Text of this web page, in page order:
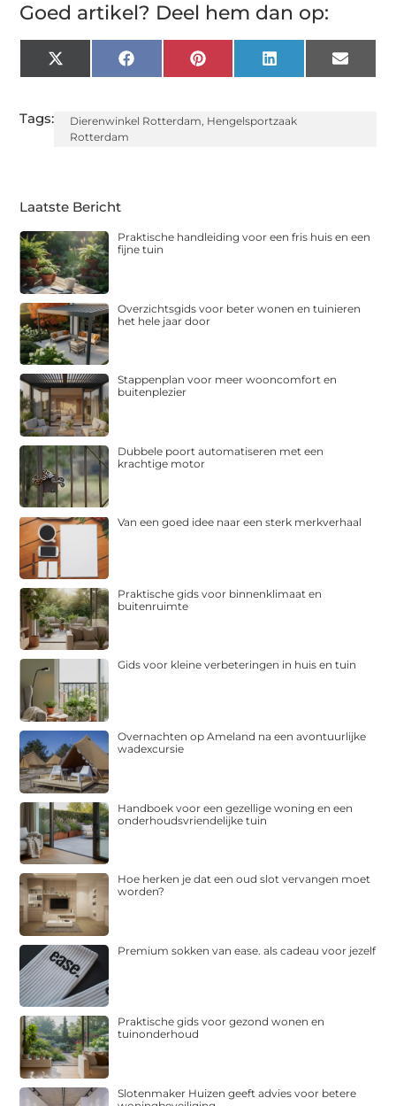
Goed artikel? Deel hem dan op:
X
(Twitter)
FacebookPinterest LinkedIn Email
Tags: Dierenwinkel Rotterdam, Hengelsportzaak
Rotterdam
Laatste Bericht
Praktische handleiding voor een fris huis en een
fijne tuin
Overzichtsgids voor beter wonen en tuinieren
het hele jaar door
Stappenplan voor meer wooncomfort en
buitenplezier
Dubbele poort automatiseren met een
krachtige motor
Van een goed idee naar een sterk merkverhaal
Praktische gids voor binnenklimaat en
buitenruimte
Gids voor kleine verbeteringen in huis en tuin
Overnachten op Ameland na een avontuurlijke
wadexcursie
Handboek voor een gezellige woning en een
onderhoudsvriendelijke tuin
Hoe herken je dat een oud slot vervangen moet
worden?
Premium sokken van ease. als cadeau voor jezelf
Praktische gids voor gezond wonen en
tuinonderhoud
Slotenmaker Huizen geeft advies voor betere